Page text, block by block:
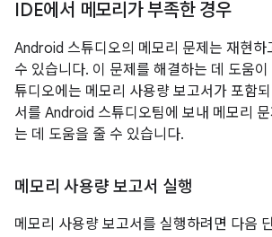
IDE에서 메모리가 부족한 경우
Android 스튜디오의 메모리 문제는 재현하
수 있습니다. 이 문제를 해결하는 데 도움
튜디오에는 메모리 사용량 보고서가 포함
서를 Android 스튜디오팀에 보내 메모리
는 데 도움을 줄 수 있습니다.
메모리 사용량 보고서 실행
메모리 사용량 보고서를 실행하려면 다음